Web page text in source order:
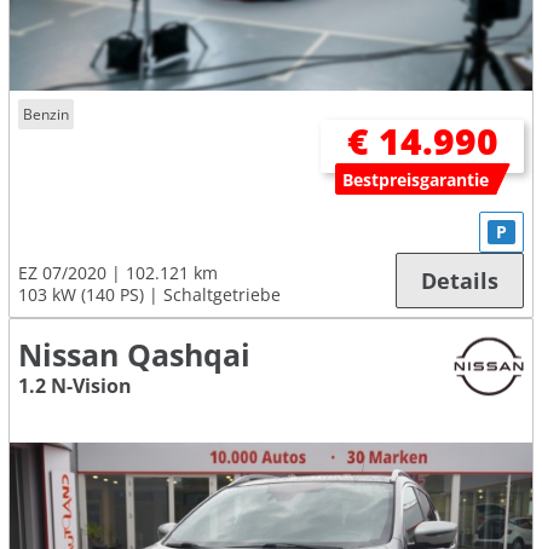
Benzin
€ 14.990
Bestpreisgarantie
EZ 07/2020
102.121 km
103 kW (140 PS)
Schaltgetriebe
P
Details
Nissan Qashqai
1.2 N-Vision